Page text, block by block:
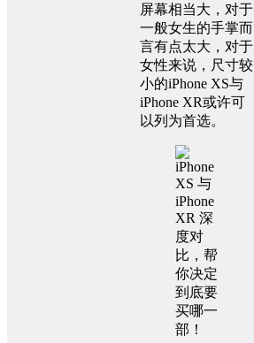
屏幕相当大，对于
一般女生的手掌而
言有点太大，对于
女性来说，尺寸较
小的iPhone XS与
iPhone XR或许可
以列为首选。